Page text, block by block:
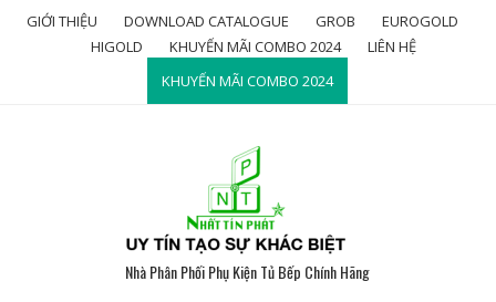
GIỚI THIỆU DOWNLOAD CATALOGUE GROB
EUROGOLD
HIGOLD
KHUYẾN MÃI COMBO 2024
LIÊN HỆ
KHUYẾN MÃI COMBO 2024
Nhà Phân Phối Phụ Kiện Tủ Bếp Chính Hãng